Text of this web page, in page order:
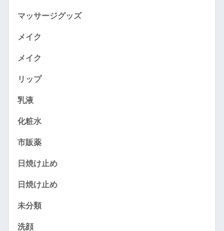
マッサージグッズ
メイク
メイク
リップ
乳液
化粧水
市販薬
日焼け止め
日焼け止め
未分類
洗顔